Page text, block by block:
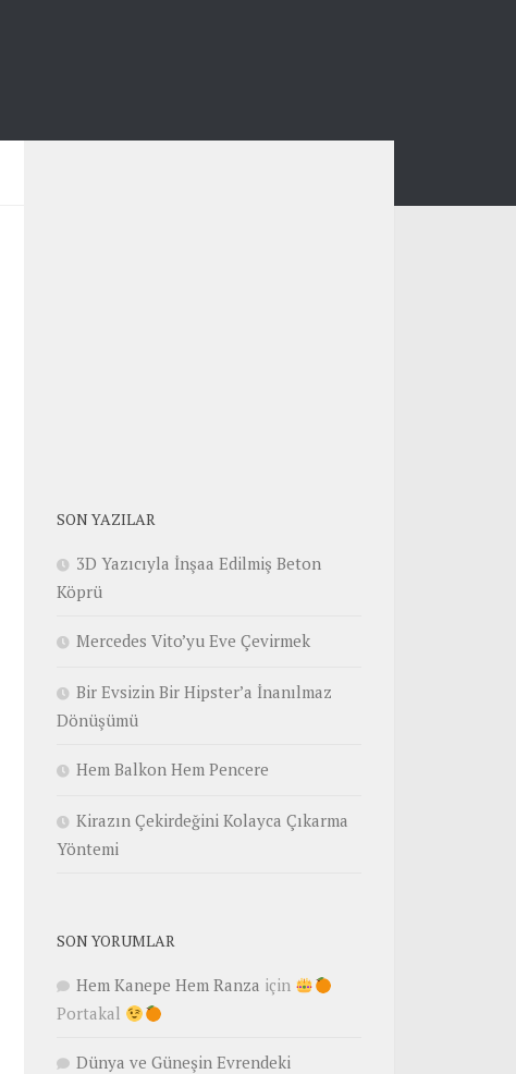
SON YAZILAR
3D Yazıcıyla İnşaa Edilmiş Beton
Köprü
Mercedes Vito’yu Eve Çevirmek
Bir Evsizin Bir Hipster’a İnanılmaz
Dönüşümü
Hem Balkon Hem Pencere
Kirazın Çekirdeğini Kolayca Çıkarma
Yöntemi
SON YORUMLAR
Hem Kanepe Hem Ranza için
Portakal
Dünya ve Güneşin Evrendeki